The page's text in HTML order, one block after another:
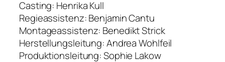
Casting: Henrika Kull
Regieassistenz: Benjamin Cantu
Montageassistenz: Benedikt Strick
Herstellungsleitung: Andrea Wohlfeil
Produktionsleitung: Sophie Lakow